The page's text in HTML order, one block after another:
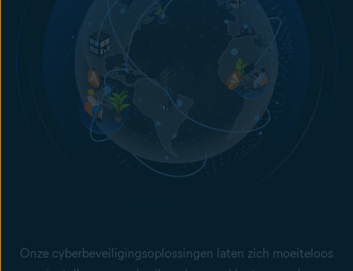
Onze cyberbeveiligingsoplossingen laten zich moeiteloos